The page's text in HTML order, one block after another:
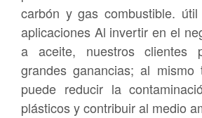
carbón y gas combustible.
aplicaciones Al invertir en el
a aceite, nuestros clientes
grandes ganancias; al mismo
puede reducir la
plásticos y contribuir al medio